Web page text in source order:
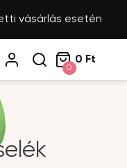
vásárlás esetén
0
0 Ft